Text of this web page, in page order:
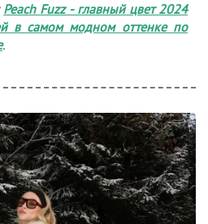
Peach Fuzz - главный цвет 2024
в самом модном оттенке по
.